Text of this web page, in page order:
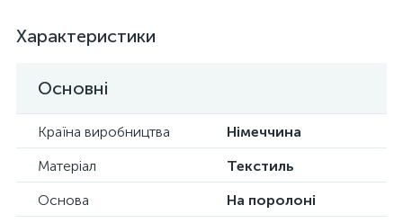
Характеристики
Основні
Країна виробництва
Німеччина
Матеріал
Текстиль
Основа
На поролоні